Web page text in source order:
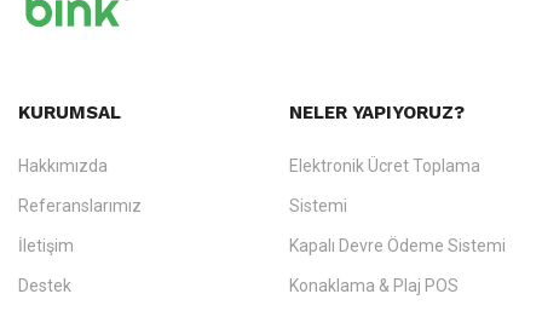
KURUMSAL
Hakkımızda
Referanslarımız
İletişim
Destek
NELER YAPIYORUZ?
Elektronik Ücret Toplama
Sistemi
Kapalı Devre Ödeme Sistemi
Konaklama & Plaj POS